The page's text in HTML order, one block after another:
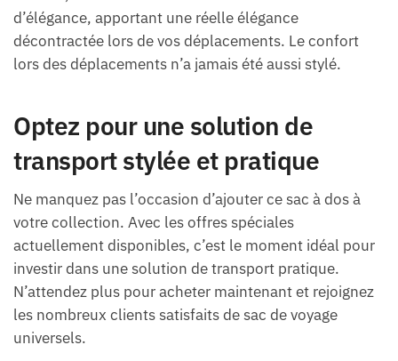
d’élégance, apportant une réelle élégance
décontractée lors de vos déplacements. Le confort
lors des déplacements n’a jamais été aussi stylé.
Optez pour une solution de
transport stylée et pratique
Ne manquez pas l’occasion d’ajouter ce sac à dos à
votre collection. Avec les offres spéciales
actuellement disponibles, c’est le moment idéal pour
investir dans une solution de transport pratique.
N’attendez plus pour acheter maintenant et rejoignez
les nombreux clients satisfaits de sac de voyage
universels.